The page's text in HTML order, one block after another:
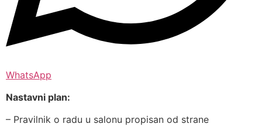
WhatsApp
Nastavni plan:
– Pravilnik o radu u salonu propisan od strane